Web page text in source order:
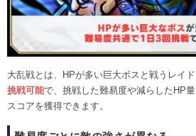
大乱戦とは、HPが多い巨大ボスと戦うレイド
挑戦可能で、挑戦した難易度や減らしたHP
スコアを獲得できます。